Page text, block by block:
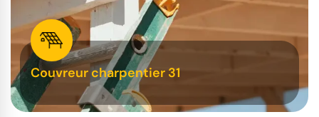
Couvreur charpentier 31